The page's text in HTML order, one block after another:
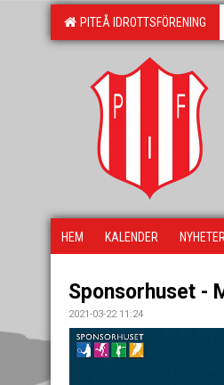
PITEÅ IDROTTSFÖRENING
HEM KALENDER NYHETER
Sponsorhuset -
2021-03-22 11:24